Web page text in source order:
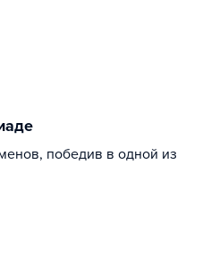
победив в одной из